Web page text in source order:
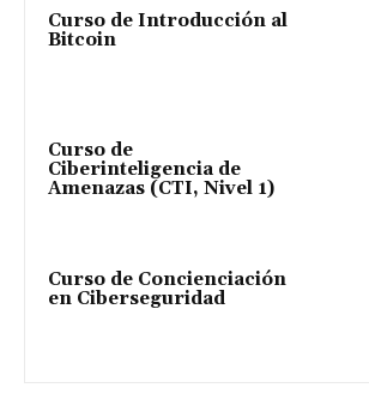
Curso de Introducción al
Bitcoin
Curso de
Ciberinteligencia de
Amenazas (CTI, Nivel 1)
Curso de Concienciación
en Ciberseguridad